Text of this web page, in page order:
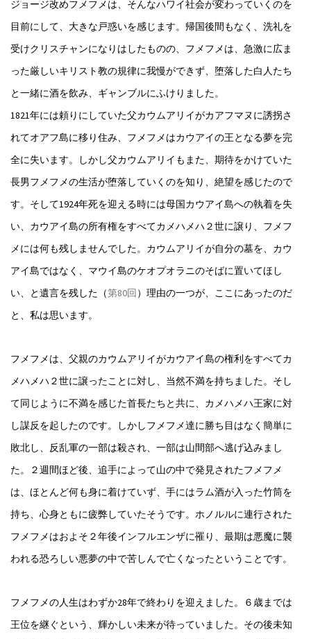
ジョージ改めフメフメは、そんなハワイ社会が変わっていくのを
目前にして、大きな戸惑いを感じます。帰国後間もなく、洗礼を
受けクリスチャンになりはしたものの、フメフメは、急激に広ま
った厳しいキリスト教の規律に我慢ができず、堕落した白人たち
と一緒に酒を飲み、ギャンブルにふけりました。
1821年には頼りにしていた父カウムアリイがカアフマヌに誘拐さ
れてオアフ島に移り住み、フメフメはカウアイの王となる夢を完
全に失います。しかし父カウムアリイもまた、期待をかけていた
長男フメフメの生活が堕落していくのを知り、絶望を感じたので
す。そして1924年死を迎える時には母国カウアイ島への執着を失
い、カウアイ島の所有権をすべてカメハメハ２世に譲り、フメフ
メには何も残しませんでした。カウムアリイが自分の墓を、カウ
アイ島ではなく、マウイ島のケオプオラニのそばに置いてほし
い、と遺言を残した（第80回）理由の一つが、ここにあったのだ
と、私は思います。
フメフメは、父親のカウムアリイがカウアイ島の権利をすべてカ
メハメハ２世に譲ったことに対し、当然不満を持ちました。そし
て同じように不満を感じた首長たちと共に、カメハメハ王家に対
し謀反を起したのです。しかしフメフメ達に勝ち目はなく簡単に
敗北し、反乱軍の一部は殺され、一部は山間部へ逃げ込みまし
た。２週間ほど後、追手によって山の中で発見されたフメフメ
は、ほとんど何も身に着けていず、手にはラム酒が入った竹筒を
持ち、心身ともに疲弊していたそうです。ホノルルに連行された
フメフメはおよそ２年後インフルエンザに罹り、最期は悪魔に襲
われる恐ろしい悪夢の中で苦しんで亡くなったということです。
フメフメの人生はわずか28年で終わりを迎えました。６歳までは
王位を継ぐという、輝かしい未来が待っていました。その後未知